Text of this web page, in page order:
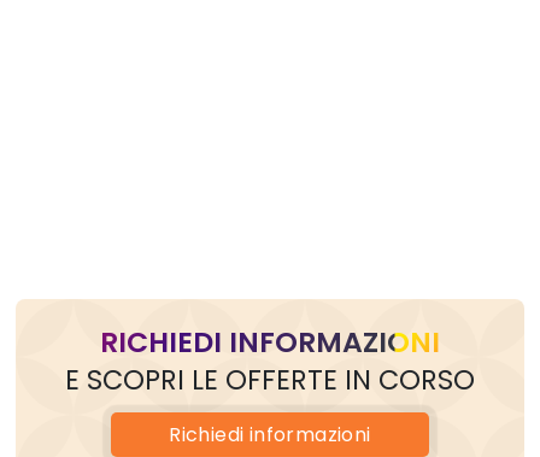
RICHIEDI INFORMAZIONI
E SCOPRI LE OFFERTE IN CORSO
Richiedi informazioni